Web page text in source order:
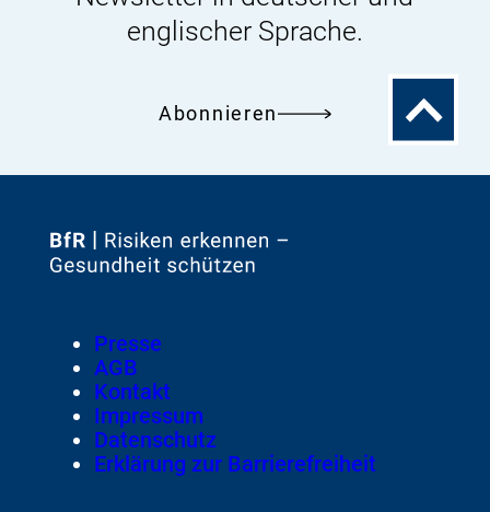
englischer Sprache.
Abonnieren
Zum
Zur
Footer
Meta-
Navigation
Presse
AGB
Kontakt
Impressum
Datenschutz
Erklärung zur Barrierefreiheit